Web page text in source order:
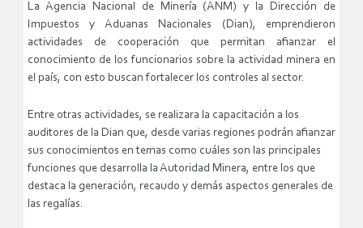
La Agencia Nacional de Minería (ANM) y la Dirección de
Impuestos y Aduanas Nacionales (Dian), emprendieron
actividades de cooperación que permitan afianzar el
conocimiento de los funcionarios sobre la actividad minera en
el país, con esto buscan fortalecer los controles al sector.
Entre otras actividades, se realizara la capacitación a los
auditores de la Dian que, desde varias regiones podrán afianzar
sus conocimientos en temas como cuáles son las principales
funciones que desarrolla la Autoridad Minera, entre los que
destaca la generación, recaudo y demás aspectos generales de
las regalías.